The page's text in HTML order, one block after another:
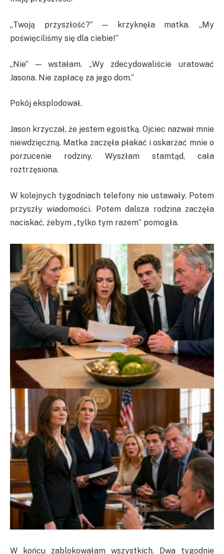
„Twoją przyszłość?” — krzyknęła matka. „My
poświęciliśmy się dla ciebie!”
„Nie” — wstałam. „Wy zdecydowaliście uratować
Jasona. Nie zapłacę za jego dom.”
Pokój eksplodował.
Jason krzyczał, że jestem egoistką. Ojciec nazwał mnie
niewdzięczną. Matka zaczęła płakać i oskarżać mnie o
porzucenie rodziny. Wyszłam stamtąd, cała
roztrzęsiona.
W kolejnych tygodniach telefony nie ustawały. Potem
przyszły wiadomości. Potem dalsza rodzina zaczęła
naciskać, żebym „tylko tym razem” pomogła.
W końcu zablokowałam wszystkich. Dwa tygodnie